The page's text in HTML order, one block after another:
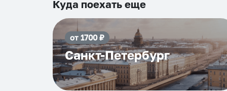
Куда поехать еще
от 1700₽
Санкт-Петербург